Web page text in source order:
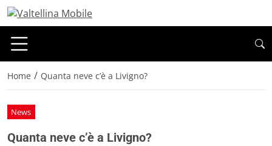
Home / Quanta neve c’è a Livigno?
News
Quanta neve c’è a Livigno?